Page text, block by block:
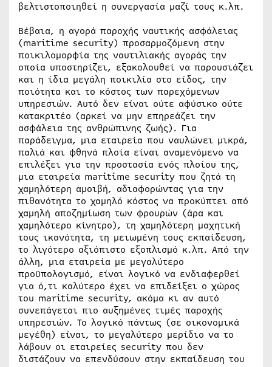
βελτιστοποιηθεί η συνεργασία μαζί τους κ.λπ.
Βέβαια, η αγορά παροχής ναυτικής ασφάλειας
(maritime security) προσαρμοζόμενη στην
ποικιλομορφία της ναυτιλιακής αγοράς την
οποία υποστηρίζει, εξακολουθεί να παρουσιάζει
και η ίδια μεγάλη ποικιλία στο είδος, την
ποιότητα και το κόστος των παρεχόμενων
υπηρεσιών. Αυτό δεν είναι ούτε αφύσικο ούτε
κατακριτέο (αρκεί να μην επηρεάζει την
ασφάλεια της ανθρώπινης ζωής). Για
παράδειγμα, μια εταιρεία που ναυλώνει μικρά,
παλιά και φθηνά πλοία είναι αναμενόμενο να
επιλέξει για την προστασία ενός πλοίου της,
μια εταιρεία maritime security που ζητά τη
χαμηλότερη αμοιβή, αδιαφορώντας για την
πιθανότητα το χαμηλό κόστος να προκύπτει από
χαμηλή αποζημίωση των φρουρών (άρα και
χαμηλότερο κίνητρο), τη χαμηλότερη μαχητική
τους ικανότητα, τη μειωμένη τους εκπαίδευση,
το λιγότερο αξιόπιστο εξοπλισμό κ.λπ. Από την
άλλη, μια εταιρεία με μεγαλύτερο
προϋπολογισμό, είναι λογικό να ενδιαφερθεί
για ό,τι καλύτερο έχει να επιδείξει ο χώρος
του maritime security, ακόμα κι αν αυτό
συνεπάγεται πιο αυξημένες τιμές παροχής
υπηρεσιών. Το λογικό πάντως (σε οικονομικά
μεγέθη) είναι, το μεγαλύτερο μερίδιο να το
λάβουν οι εταιρείες security που δεν
διστάζουν να επενδύσουν στην εκπαίδευση του